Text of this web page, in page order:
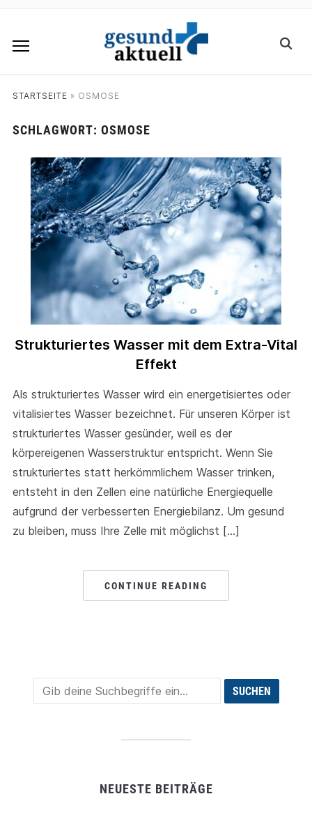
STARTSEITE » OSMOSE
SCHLAGWORT: OSMOSE
Strukturiertes Wasser mit dem Extra-Vital
Effekt
Als strukturiertes Wasser wird ein energetisiertes oder
vitalisiertes Wasser bezeichnet. Für unseren Körper ist
strukturiertes Wasser gesünder, weil es der
körpereigenen Wasserstruktur entspricht. Wenn Sie
strukturiertes statt herkömmlichem Wasser trinken,
entsteht in den Zellen eine natürliche Energiequelle
aufgrund der verbesserten Energiebilanz. Um gesund
zu bleiben, muss Ihre Zelle mit möglichst […]
CONTINUE READING
NEUESTE BEITRÄGE